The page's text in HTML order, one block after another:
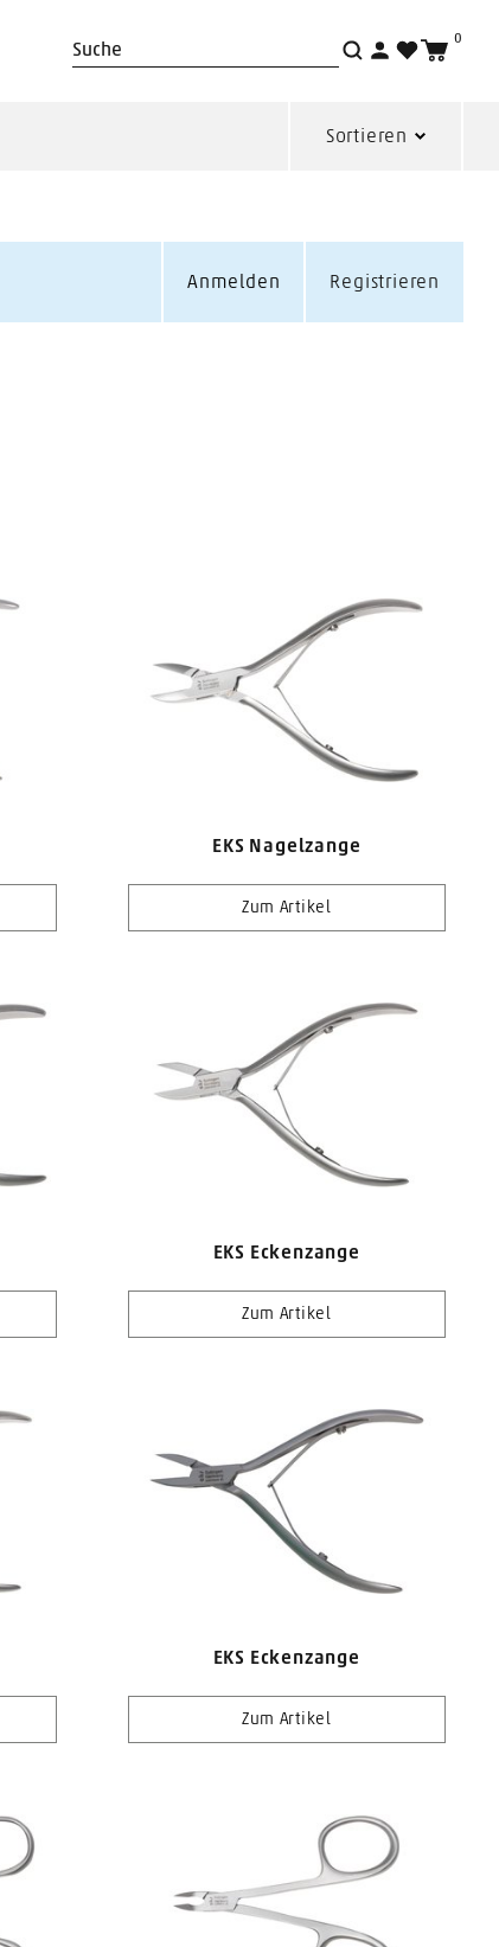
Suche
0
Sortieren
Anmelden Registrieren
EKS Nagelzange
Zum Artikel
EKS Eckenzange
Zum Artikel
EKS Eckenzange
Zum Artikel